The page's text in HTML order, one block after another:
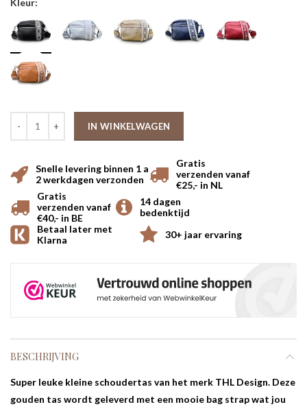
IN WINKELWAGEN
Snelle levering binnen 1 a
2 werkdagen verzonden
Gratis
verzenden vanaf
€25,- in NL
Gratis
verzenden vanaf
€40,- in BE
14 dagen
bedenktijd
Betaal later met
Klarna
30+ jaar ervaring
BESCHRIJVING
Super leuke kleine schoudertas van het merk THL Design. Deze
gouden tas wordt geleverd met een mooie bag strap wat jou